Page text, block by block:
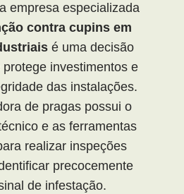
empresa especializada
contra cupins em
é uma decisão
investimentos e
das instalações.
de pragas possui o
e as ferramentas
realizar inspeções
precocemente
de infestação.